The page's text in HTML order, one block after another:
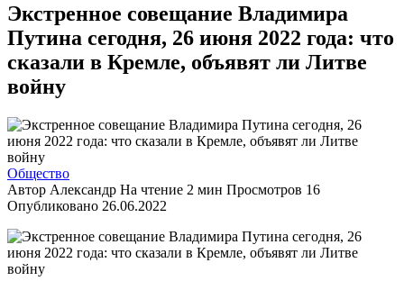
Экстренное совещание Владимира
Путина сегодня, 26 июня 2022 года: что
сказали в Кремле, объявят ли Литве
войну
Общество
Автор Александр На чтение 2 мин Просмотров 16
Опубликовано 26.06.2022